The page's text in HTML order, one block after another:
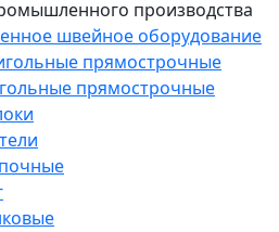
производства
швейное оборудование
прямострочные
прямострочные